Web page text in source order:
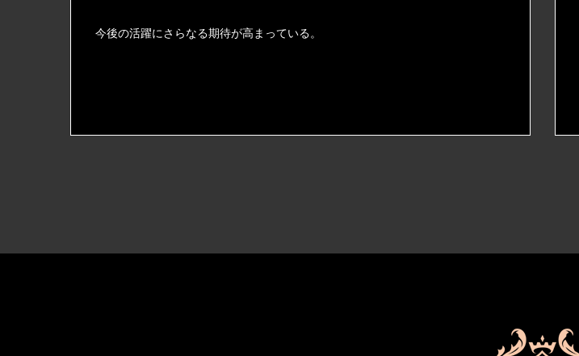
今後の活躍にさらなる期待が高まっている。